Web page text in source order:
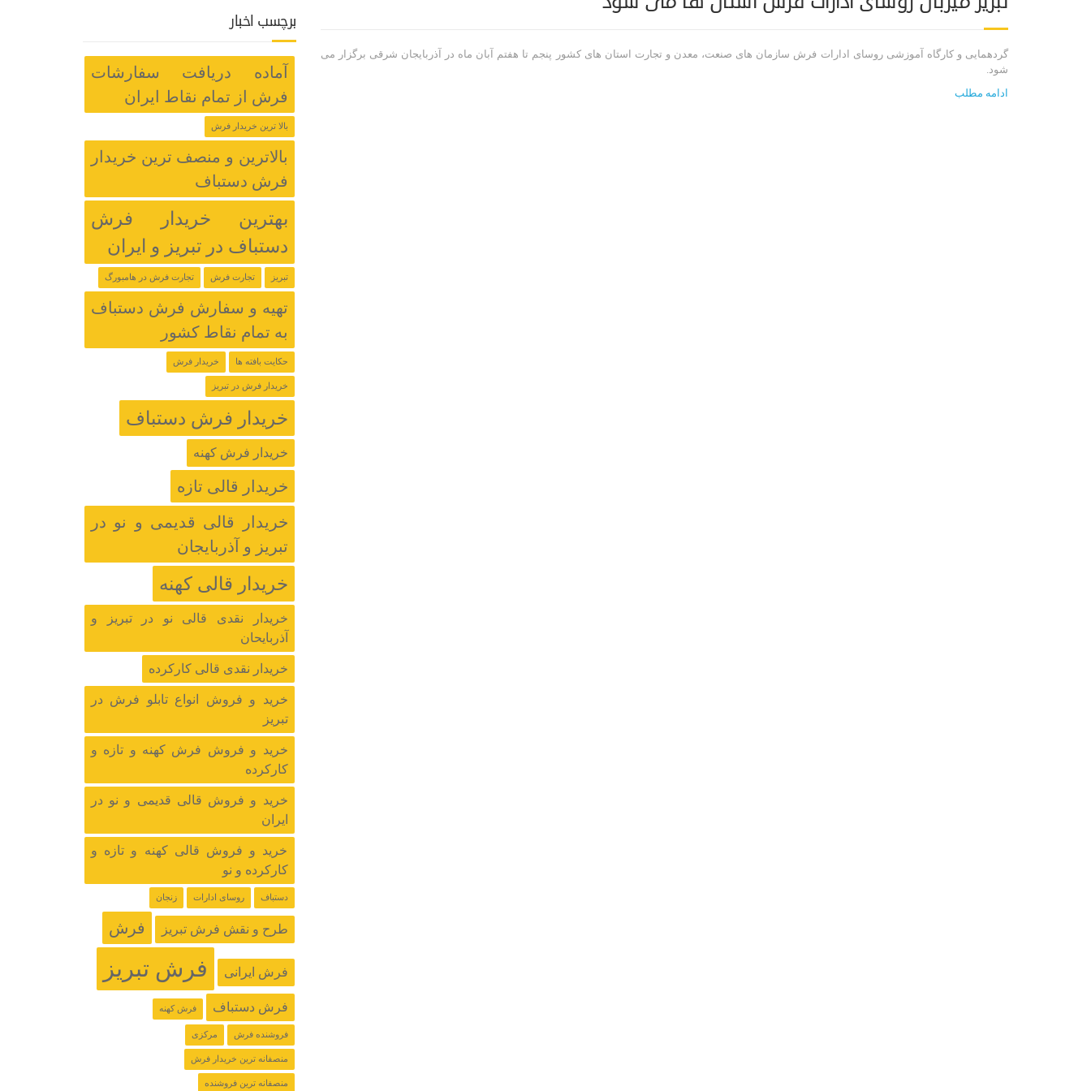
گردهمایی و کارگاه آموزشی روسای ادارات فرش سازمان های صنعت، معدن و تجارت استان های کشور پنجم تا هفتم آبان ماه در آذربایجان شرقی برگزار می
شود.
ادامه مطلب
برچسب اخبار
آماده دریافت سفارشات
فرش از تمام نقاط ایران
بالا ترین خریدار فرش
بالاترین و منصف ترین خریدار
فرش دستباف
بهترین خریدار فرش
دستباف در تبریز و ایران
تبریز تجارت فرش تجارت فرش در هامبورگ
تهیه و سفارش فرش دستباف
به تمام نقاط کشور
حکایت بافته ها خریدار فرش
خریدار فرش در تبریز
خریدار فرش دستباف
خریدار فرش کهنه
خریدار قالی تازه
خریدار قالی قدیمی و نو در
تبریز و آذربایجان
خریدار قالی کهنه
خریدار نقدی قالی نو در تبریز و
آذربایحان
خریدار نقدی قالی کارکرده
خرید و فروش انواع تابلو فرش در
تبریز
خرید و فروش فرش کهنه و تازه و
کارکرده
خرید و فروش قالی قدیمی و نو در
ایران
خرید و فروش قالی کهنه و تازه و
کارکرده و نو
دستباف روسای ادارات زنجان
طرح و نقش فرش تبریز فرش
فرش ایرانی فرش تبریز
فرش دستباف فرش کهنه
فروشنده فرش مرکزی
منصفانه ترین خریدار فرش
منصفانه ترین فروشنده